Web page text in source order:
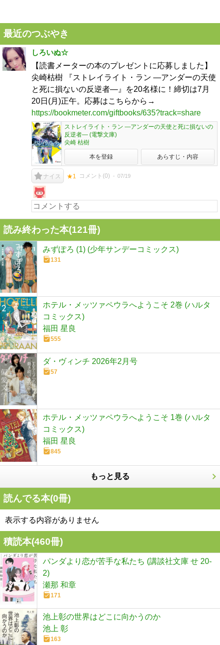
最近のつぶやき
しろいぬ☆
【読書メーターの本のプレゼントに応募しました】
尖崎枯樹 『ストレイライト・ラン ―アンダーの天使
と死に損ないの反逆者―』を20名様に！締切は7月
20日(月)正午。応募はこちらから→
https://bookmeter.com/giftbooks/635?track=share
ストレイライト・ラン ―アンダーの天使と死に損ないの
反逆者― (電撃文庫)
尖崎 枯樹
本を登録 あらすじ・内容
ナイス ★1 コメント(0) 07/19
読み終わった本(121冊)
みずぽろ (1) (少年サンデーコミックス)
131
ホテル・メッツァペウラへようこそ 2巻 (ハルタ
コミックス)
福田 星良
555
ダ・ヴィンチ 2026年2月号
57
ホテル・メッツァペウラへようこそ 1巻 (ハルタ
コミックス)
福田 星良
845
もっと見る
読んでる本(0冊)
表示する内容がありません
積読本(460冊)
パンダより恋が苦手な私たち (講談社文庫 せ 20-
2)
瀬那 和章
171
池上彰の世界はどこに向かうのか
池上 彰
163